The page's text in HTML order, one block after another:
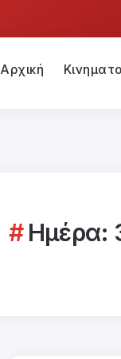
Αρχική
Ημέρα: